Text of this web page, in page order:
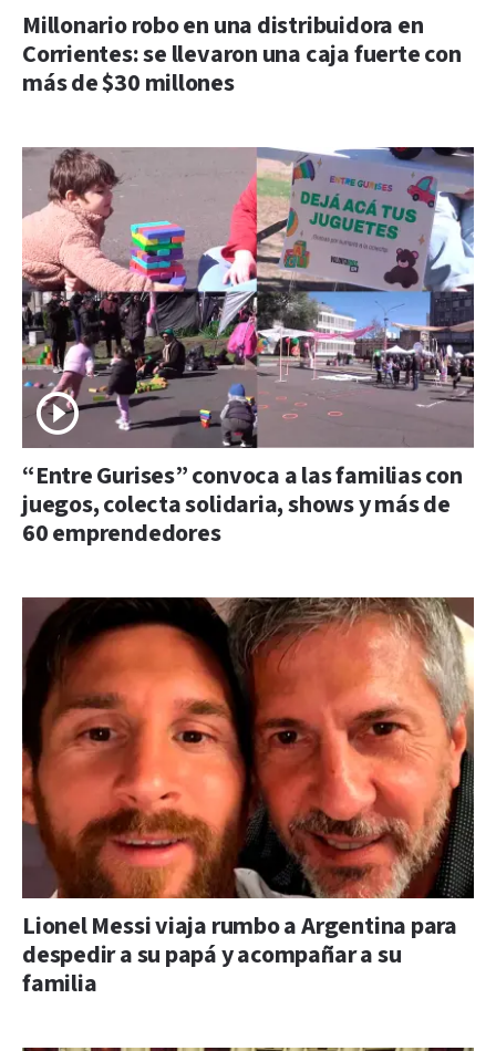
Millonario robo en una distribuidora en
Corrientes: se llevaron una caja fuerte con
más de $30 millones
“Entre Gurises” convoca a las familias con
juegos, colecta solidaria, shows y más de
60 emprendedores
Lionel Messi viaja rumbo a Argentina para
despedir a su papá y acompañar a su
familia